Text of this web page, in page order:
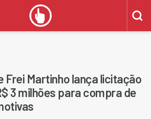
Frei Martinho lança licitação
3 milhões para compra de